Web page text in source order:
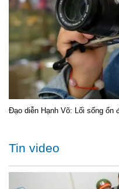
Đạo diễn Hạnh Võ: Lối sống ổn
Tin video